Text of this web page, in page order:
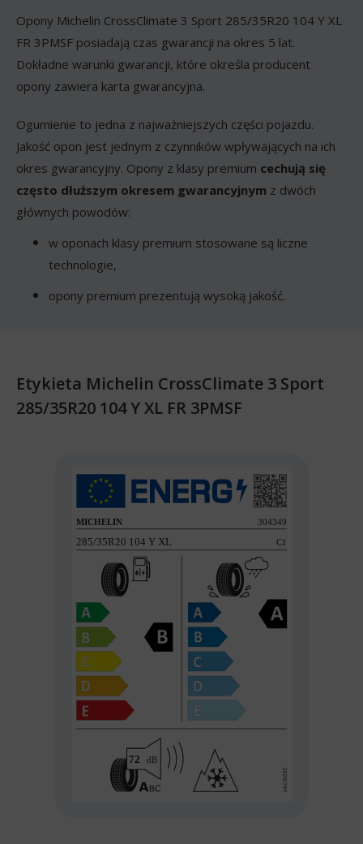
Opony Michelin CrossClimate 3 Sport 285/35R20 104 Y XL
FR 3PMSF posiadają czas gwarancji na okres 5 lat.
Dokładne warunki gwarancji, które określa producent
opony zawiera karta gwarancyjna.
Ogumienie to jedna z najważniejszych części pojazdu.
Jakość opon jest jednym z czynników wpływających na ich
okres gwarancyjny. Opony z klasy premium cechują się
często dłuższym okresem gwarancyjnym z dwóch
głównych powodów:
w oponach klasy premium stosowane są liczne
technologie,
opony premium prezentują wysoką jakość.
Etykieta Michelin CrossClimate 3 Sport
285/35R20 104 Y XL FR 3PMSF